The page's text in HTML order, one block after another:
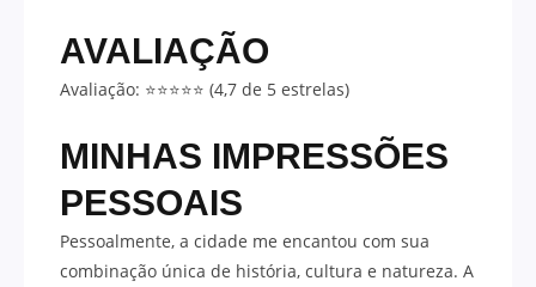
AVALIAÇÃO
Avaliação: ⭐⭐⭐⭐⭐ (4,7 de 5 estrelas)
MINHAS IMPRESSÕES
PESSOAIS
Pessoalmente, a cidade me encantou com sua
combinação única de história, cultura e natureza. A